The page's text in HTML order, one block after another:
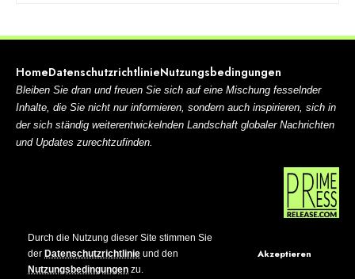
Durch die Nutzung dieser Site stimmen Sie
der Datenschutzrichtlinie und den
Nutzungsbedingungen zu.
Akzeptieren
HomeDatenschutzrichtlinieNutzungsbedingungen
Bleiben Sie dran und freuen Sie sich auf eine Mischung fesselnder
Inhalte, die Sie nicht nur informieren, sondern auch inspirieren, sich in
der sich ständig weiterentwickelnden Landschaft globaler Nachrichten
und Updates zurechtzufinden.
Rechte vorbehalten.